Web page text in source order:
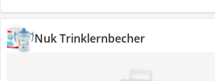
Nuk Trinklernbecher